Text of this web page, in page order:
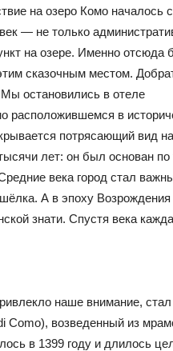
на озеро Комо началось
— не только
на озере. Именно отсюда
сказочным местом.
остановились в отеле
расположившемся в
потрясающий вид
лет: он был основан
века город стал
А в эпоху
знати. Спустя века
наше внимание,
Como), возведенный из
в 1399 году и длилось